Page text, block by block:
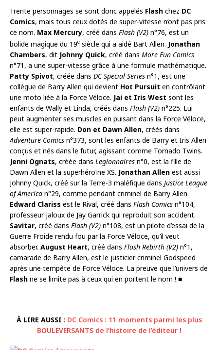
Trente personnages se sont donc appelés Flash chez DC
Comics, mais tous ceux dotés de super-vitesse n’ont pas pris
ce nom. Max Mercury, créé dans Flash (V2) n°76, est un
bolide magique du 19e siècle qui a aidé Bart Allen. Jonathan
Chambers, dit Johnny Quick, créé dans More Fun Comics
n°71, a une super-vitesse grâce à une formule mathématique.
Patty Spivot, créée dans DC Special Series n°1, est une
collègue de Barry Allen qui devient Hot Pursuit en contrôlant
une moto liée à la Force Véloce. Jai et Iris West sont les
enfants de Wally et Linda, créés dans Flash (V2) n°225. Lui
peut augmenter ses muscles en puisant dans la Force Véloce,
elle est super-rapide. Don et Dawn Allen, créés dans
Adventure Comics n°373, sont les enfants de Barry et Iris Allen
conçus et nés dans le futur, agissant comme Tornado Twins.
Jenni Ognats, créée dans Legionnaires n°0, est la fille de
Dawn Allen et la superhéroïne XS. Jonathan Allen est aussi
Johnny Quick, créé sur la Terre-3 maléfique dans Justice League
of America n°29, comme pendant criminel de Barry Allen.
Edward Clariss est le Rival, créé dans Flash Comics n°104,
professeur jaloux de Jay Garrick qui reproduit son accident.
Savitar, créé dans Flash (V2) n°108, est un pilote d’essai de la
Guerre Froide rendu fou par la Force Véloce, qu’il veut
absorber. August Heart, créé dans Flash Rebirth (V2) n°1,
camarade de Barry Allen, est le justicier criminel Godspeed
après une tempête de Force Véloce. La preuve que l’univers de
Flash ne se limite pas à ceux qui en portent le nom ! ■
À LIRE AUSSI : DC Comics : 11 moments parmi les plus
BOULEVERSANTS de l’histoire de l’éditeur !